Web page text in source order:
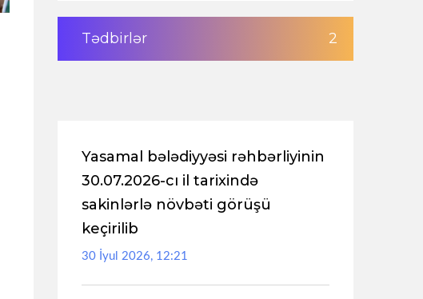
Tədbirlər 2
Yasamal bələdiyyəsi rəhbərliyinin
30.07.2026-cı il tarixində
sakinlərlə növbəti görüşü
keçirilib
30 İyul 2026, 12:21